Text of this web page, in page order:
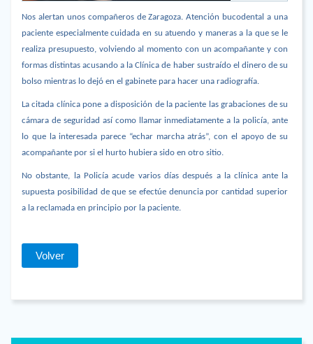
Nos alertan unos compañeros de Zaragoza. Atención bucodental a una
paciente especialmente cuidada en su atuendo y maneras a la que se le
realiza presupuesto, volviendo al momento con un acompañante y con
formas distintas acusando a la Clínica de haber sustraído el dinero de su
bolso mientras lo dejó en el gabinete para hacer una radiografía.
La citada clínica pone a disposición de la paciente las grabaciones de su
cámara de seguridad así como llamar inmediatamente a la policía, ante
lo que la interesada parece “echar marcha atrás”, con el apoyo de su
acompañante por si el hurto hubiera sido en otro sitio.
No obstante, la Policía acude varios días después a la clínica ante la
supuesta posibilidad de que se efectúe denuncia por cantidad superior
a la reclamada en principio por la paciente.
Volver